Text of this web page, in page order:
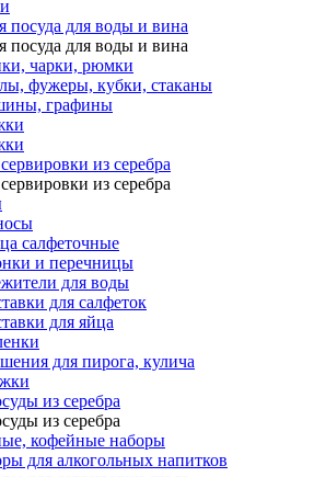
посуда для воды и вина
посуда для воды и вина
чарки, рюмки
фужеры, кубки, стаканы
графины
из серебра
из серебра
салфеточные
и перечницы
для воды
для салфеток
для яйца
для пирога, кулича
из серебра
из серебра
кофейные наборы
для алкогольных напитков